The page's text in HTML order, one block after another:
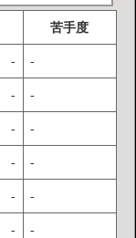
苦手度
- -
- -
- -
- -
- -
- -